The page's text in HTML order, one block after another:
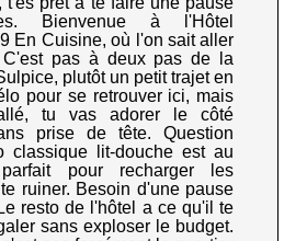
Bienvenue à l'Hôtel
En Cuisine, où l'on sait aller
pas à deux pas de la
plutôt un petit trajet en
pour se retrouver ici, mais
tu vas adorer le côté
prise de tête. Question
classique lit-douche est au
parfait pour recharger les
ruiner. Besoin d'une pause
resto de l'hôtel a ce qu'il te
sans exploser le budget.